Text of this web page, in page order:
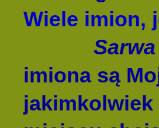
Wiele imion,
imiona są
jakimkolwiek